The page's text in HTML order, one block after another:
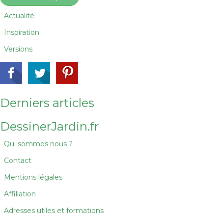
Actualité
Inspiration
Versions
Derniers articles
DessinerJardin.fr
Qui sommes nous ?
Contact
Mentions légales
Affiliation
Adresses utiles et formations